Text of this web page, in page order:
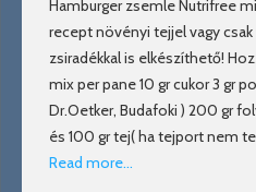
Hamburger zsemle Nutrifree
recept növényi tejjel vagy
zsiradékkal is elkészíthető!
mix per pane 10 gr cukor 3 gr
Dr.Oetker, Budafoki ) 200 gr
és 100 gr tej( ha tejport nem
Read more…